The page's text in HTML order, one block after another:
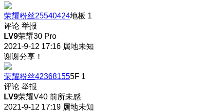
荣耀粉丝25540424地板 1
评论 举报
LV9荣耀30 Pro
2021-9-12 17:16 属地未知
谢谢分享！
荣耀粉丝423681555F 1
评论 举报
LV9荣耀V40 前所未感
2021-9-12 17:19 属地未知